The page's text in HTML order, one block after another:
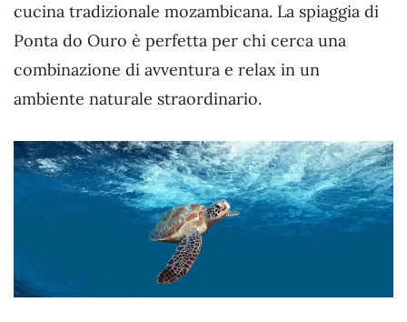
cucina tradizionale mozambicana. La spiaggia di
Ponta do Ouro è perfetta per chi cerca una
combinazione di avventura e relax in un
ambiente naturale straordinario.